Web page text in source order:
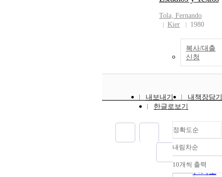
Tola, Fernando
Kier
1980
복사/대출
신청
내보내기
내책장담기
한글로보기
정확도순
정확도
순
인기도
내림차순
내림차
10개씩 출력